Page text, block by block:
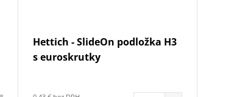
Hettich - SlideOn podložka H3
s euroskrutky